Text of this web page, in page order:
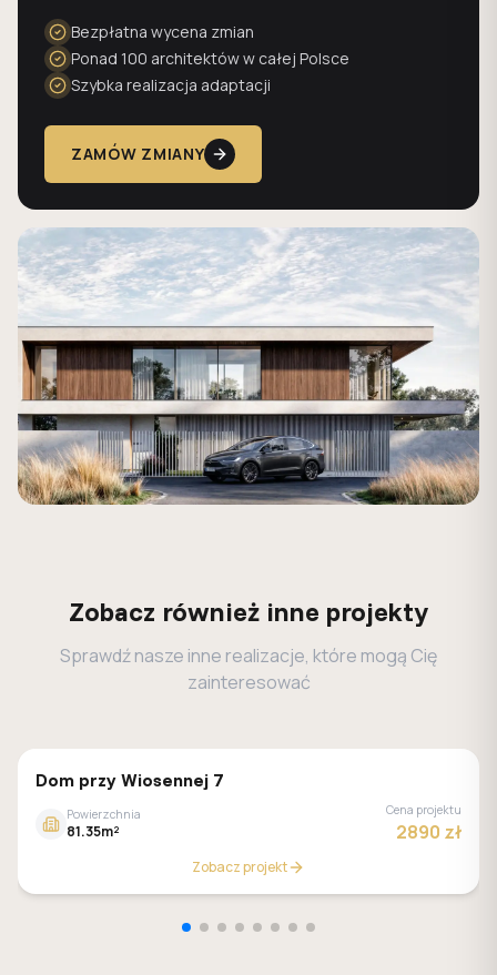
Bezpłatna wycena zmian
Ponad 100 architektów w całej Polsce
Szybka realizacja adaptacji
ZAMÓW ZMIANY
Zobacz również inne projekty
Sprawdź nasze inne realizacje, które mogą Cię
zainteresować
GALERIA DOMÓW
Dom przy Wiosennej 7
Powierzchnia
81.35m²
Cena projektu
2890 zł
Zobacz projekt